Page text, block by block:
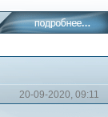
20-09-2020, 09:11